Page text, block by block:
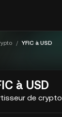
/ YFIC à USD
à USD
de crypto